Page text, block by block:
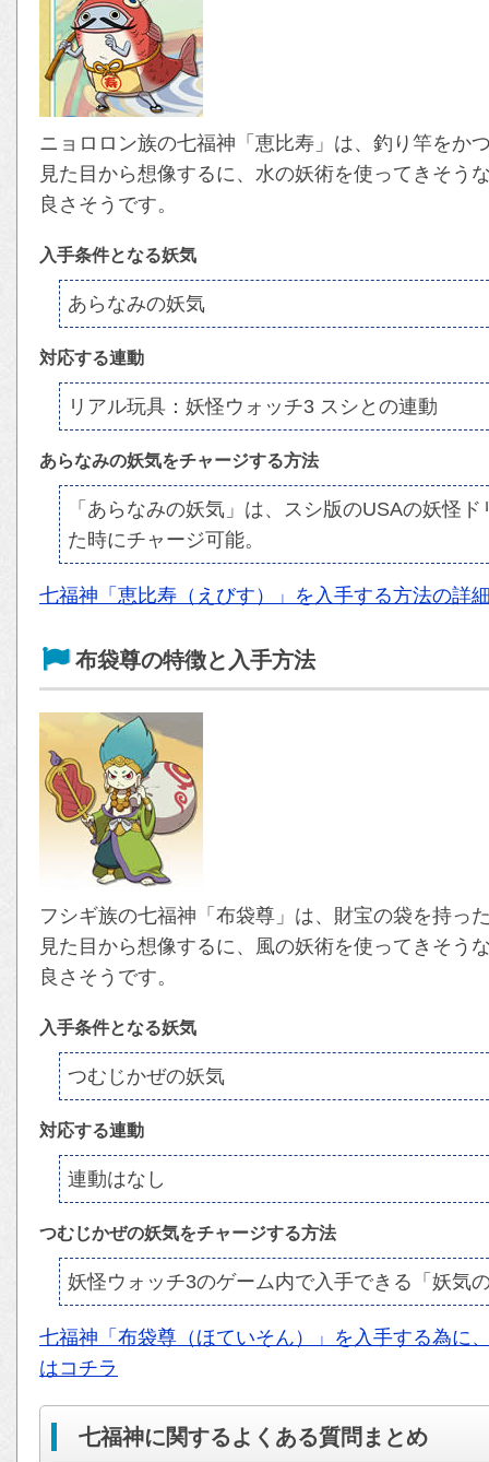
ニョロロン族の七福神「恵比寿」は、釣り竿をか
見た目から想像するに、水の妖術を使ってきそう
良さそうです。
入手条件となる妖気
あらなみの妖気
対応する連動
リアル玩具：妖怪ウォッチ3 スシとの連動
あらなみの妖気をチャージする方法
「あらなみの妖気」は、スシ版のUSAの妖怪
た時にチャージ可能。
七福神「恵比寿（えびす）」を入手する方法の詳
布袋尊の特徴と入手方法
フシギ族の七福神「布袋尊」は、財宝の袋を持っ
見た目から想像するに、風の妖術を使ってきそう
良さそうです。
入手条件となる妖気
つむじかぜの妖気
対応する連動
連動はなし
つむじかぜの妖気をチャージする方法
妖怪ウォッチ3のゲーム内で入手できる「妖気
七福神「布袋尊（ほていそん）」を入手する為に
はコチラ
七福神に関するよくある質問まとめ